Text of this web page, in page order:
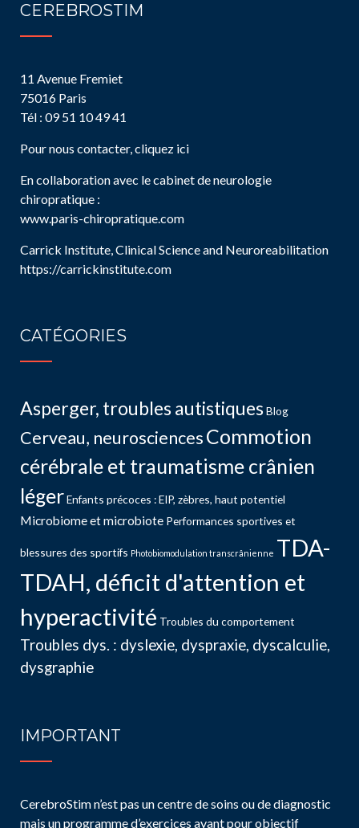
CEREBROSTIM
11 Avenue Fremiet
75016 Paris
Tél : 09 51 10 49 41
Pour nous contacter, cliquez ici
En collaboration avec le cabinet de neurologie
chiropratique :
www.paris-chiropratique.com
Carrick Institute, Clinical Science and Neuroreabilitation
https://carrickinstitute.com
CATÉGORIES
Asperger, troubles autistiquesBlog
Cerveau, neurosciencesCommotion
cérébrale et traumatisme crânien
légerEnfants précoces : EIP, zèbres, haut potentiel
Microbiome et microbiote Performances sportives et
blessures des sportifs Photobiomodulation transcrânienne TDA-
TDAH, déficit d'attention et
hyperactivité Troubles du comportement
Troubles dys. : dyslexie, dyspraxie, dyscalculie,
dysgraphie
IMPORTANT
CerebroStim n’est pas un centre de soins ou de diagnostic
mais un programme d’exercices ayant pour objectif